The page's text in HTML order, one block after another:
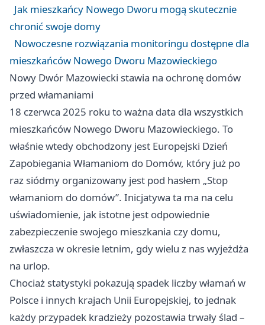
Jak mieszkańcy Nowego Dworu mogą skutecznie
chronić swoje domy
Nowoczesne rozwiązania monitoringu dostępne dla
mieszkańców Nowego Dworu Mazowieckiego
Nowy Dwór Mazowiecki stawia na ochronę domów
przed włamaniami
18 czerwca 2025 roku to ważna data dla wszystkich
mieszkańców Nowego Dworu Mazowieckiego. To
właśnie wtedy obchodzony jest Europejski Dzień
Zapobiegania Włamaniom do Domów, który już po
raz siódmy organizowany jest pod hasłem „Stop
włamaniom do domów”. Inicjatywa ta ma na celu
uświadomienie, jak istotne jest odpowiednie
zabezpieczenie swojego mieszkania czy domu,
zwłaszcza w okresie letnim, gdy wielu z nas wyjeżdża
na urlop.
Chociaż statystyki pokazują spadek liczby włamań w
Polsce i innych krajach Unii Europejskiej, to jednak
każdy przypadek kradzieży pozostawia trwały ślad –